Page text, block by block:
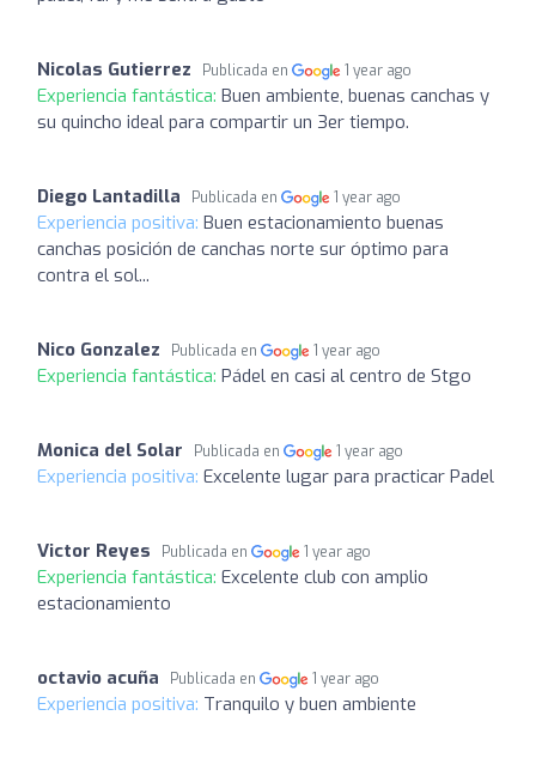
Nicolas Gutierrez Publicada en 1 year ago
Experiencia fantástica: Buen ambiente, buenas canchas y
su quincho ideal para compartir un 3er tiempo.
Diego Lantadilla Publicada en 1 year ago
Experiencia positiva: Buen estacionamiento buenas
canchas posición de canchas norte sur óptimo para
contra el sol...
Nico Gonzalez Publicada en 1 year ago
Experiencia fantástica: Pádel en casi al centro de Stgo
Monica del Solar Publicada en 1 year ago
Experiencia positiva: Excelente lugar para practicar Padel
Victor Reyes Publicada en 1 year ago
Experiencia fantástica: Excelente club con amplio
estacionamiento
octavio acuña Publicada en 1 year ago
Experiencia positiva: Tranquilo y buen ambiente